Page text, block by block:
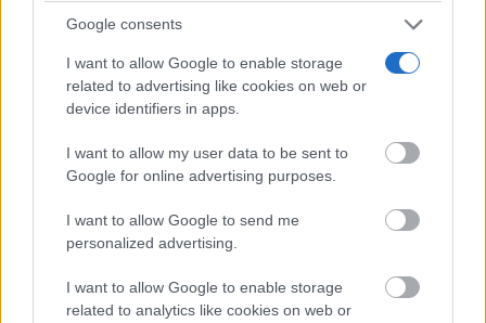
Google consents
I want to allow Google to enable storage
related to advertising like cookies on web or
device identifiers in apps.
I want to allow my user data to be sent to
Google for online advertising purposes.
I want to allow Google to send me
personalized advertising.
I want to allow Google to enable storage
related to analytics like cookies on web or